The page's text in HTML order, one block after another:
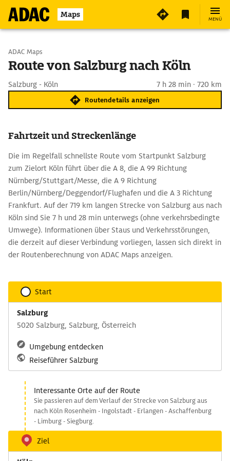
Maps MENÜ
Start wählen
ADAC Maps
Route von Salzburg nach Köln
Salzburg - Köln 7 h 28 min · 720 km
Routendetails anzeigen
Fahrtzeit und Streckenlänge
Die im Regelfall schnellste Route vom Startpunkt Salzburg
zum Zielort Köln führt über die A 8, die A 99 Richtung
Nürnberg/Stuttgart/Messe, die A 9 Richtung
Berlin/Nürnberg/Deggendorf/Flughafen und die A 3 Richtung
Frankfurt. Auf der 719 km langen Strecke von Salzburg aus nach
Köln sind Sie 7 h und 28 min unterwegs (ohne verkehrsbedingte
Umwege). Informationen über Staus und Verkehrsstörungen,
die derzeit auf dieser Verbindung vorliegen, lassen sich direkt in
der Routenberechnung von ADAC Maps anzeigen.
Start
Salzburg
5020 Salzburg, Salzburg, Österreich
Umgebung entdecken
Reiseführer Salzburg
Interessante Orte auf der Route
Sie passieren auf dem Verlauf der Strecke von Salzburg aus
nach Köln Rosenheim - Ingolstadt - Erlangen - Aschaffenburg
- Limburg - Siegburg.
Ziel